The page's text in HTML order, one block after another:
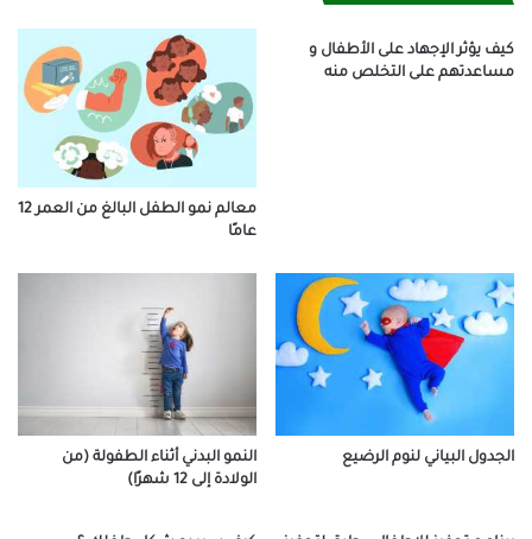
كيف يؤثر الإجهاد على الأطفال و
مساعدتهم على التخلص منه
معالم نمو الطفل البالغ من العمر 12
عامًا
الجدول البياني لنوم الرضيع
النمو البدني أثناء الطفولة (من
الولادة إلى 12 شهرًا)